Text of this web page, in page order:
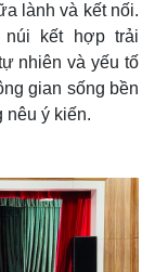
lành và kết nối.
kết hợp trải
nhiên và yếu tố
gian sống bền
nêu ý kiến.